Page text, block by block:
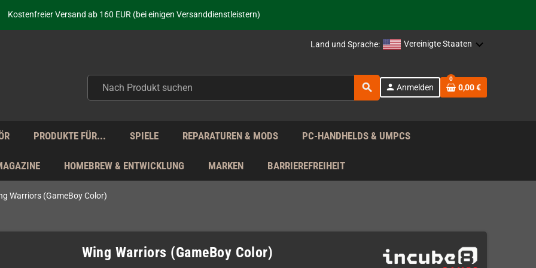
Kostenfreier Versand ab 160 EUR (bei einigen Versanddienstleistern)
Seit über 20 Jahren Deine Anlaufstelle für neue Retro-Hardware!
Täglicher Versand Mo - Fr aus Deutschland - zollfrei innerhalb der EU!
Land und Sprache: Vereinigte Staaten
search person Anmelden
0
0,00 €
PRODUKTE FÜR... SPIELE REPARATUREN & MODS PC-HANDHELDS & UMPCS
HOMEBREW & ENTWICKLUNG MARKEN BARRIEREFREIHEIT
Warriors (GameBoy Color)
Wing Warriors (GameBoy Color)